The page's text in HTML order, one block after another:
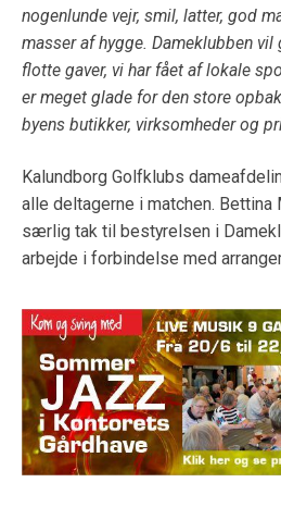
nogenlunde vejr, smil, latter, god
masser af hygge. Dameklubben
flotte gaver, vi har fået af lokale
er meget glade for den store
byens butikker, virksomheder og
Kalundborg Golfklubs
alle deltagerne i matchen.
særlig tak til bestyrelsen i
arbejde i forbindelse med